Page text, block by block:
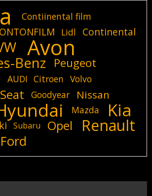
Contiinental film
Lidl
Continental
Avon
Benz
Peugeot
AUDI Citroen Volvo
Seat Goodyear Nissan
Mazda Kia
Subaru Opel Renault
Ford